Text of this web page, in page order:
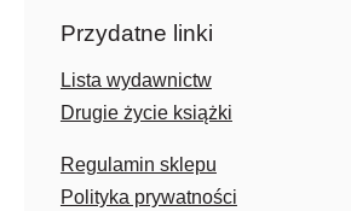
Przydatne linki
Lista wydawnictw
Drugie życie książki
Regulamin sklepu
Polityka prywatności